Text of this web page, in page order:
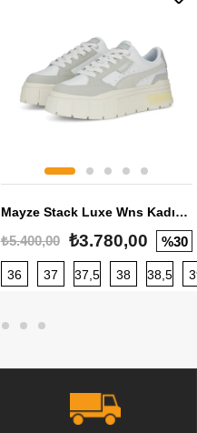
40 40,5 41 42 42,5
Mayze Stack Luxe Wns Kadın Sneaker
₺5.400,00 ₺3.780,00 %30
36 37 37,5 38 38,5